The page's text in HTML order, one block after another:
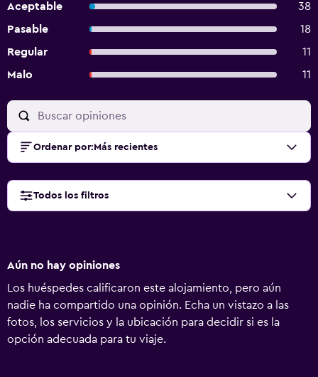
Aceptable
38
Pasable
18
Regular
11
Malo
11
Ordenar por: Más recientes
Todos los filtros
Aún no hay opiniones
Los huéspedes calificaron este alojamiento, pero aún
nadie ha compartido una opinión. Echa un vistazo a las
fotos, los servicios y la ubicación para decidir si es la
opción adecuada para tu viaje.